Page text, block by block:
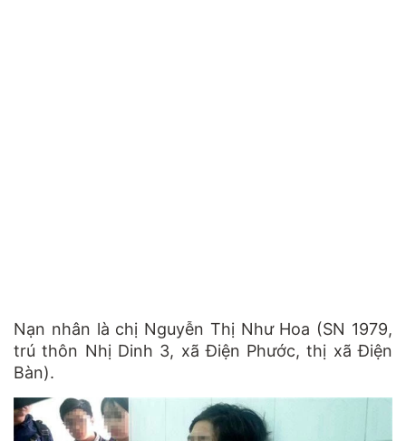
Nạn nhân là chị Nguyễn Thị Như Hoa (SN 1979,
trú thôn Nhị Dinh 3, xã Điện Phước, thị xã Điện
Bàn).